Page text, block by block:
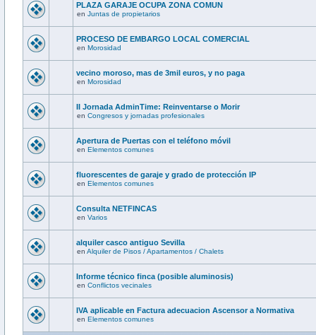
PLAZA GARAJE OCUPA ZONA COMUN
en Juntas de propietarios
PROCESO DE EMBARGO LOCAL COMERCIAL
en Morosidad
vecino moroso, mas de 3mil euros, y no paga
en Morosidad
II Jornada AdminTime: Reinventarse o Morir
en Congresos y jornadas profesionales
Apertura de Puertas con el teléfono móvil
en Elementos comunes
fluorescentes de garaje y grado de protección IP
en Elementos comunes
Consulta NETFINCAS
en Varios
alquiler casco antiguo Sevilla
en Alquiler de Pisos / Apartamentos / Chalets
Informe técnico finca (posible aluminosis)
en Conflictos vecinales
IVA aplicable en Factura adecuacion Ascensor a Normativa
en Elementos comunes